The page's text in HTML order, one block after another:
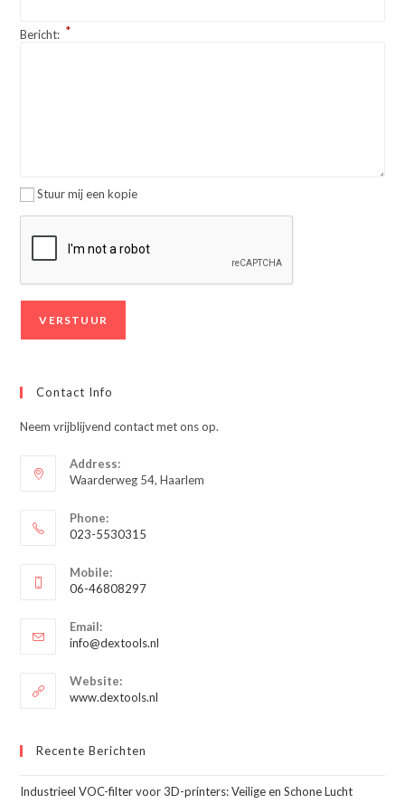
Bericht: *
Stuur mij een kopie
Contact Info
Neem vrijblijvend contact met ons op.
Address:
Waarderweg 54, Haarlem
Phone:
023-5530315
in
je
toepassing
Mobile:
06-46808297
in
je
toepassing
Email:
info@dextools.nl
Website:
www.dextools.nl
Recente Berichten
Industrieel VOC-filter voor 3D-printers: Veilige en Schone Lucht